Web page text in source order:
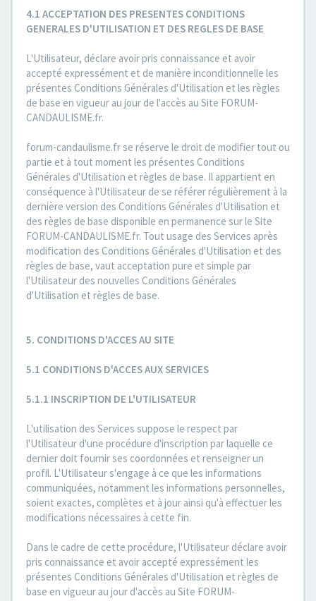
4.1 ACCEPTATION DES PRESENTES CONDITIONS
GENERALES D'UTILISATION ET DES REGLES DE BASE
L'Utilisateur, déclare avoir pris connaissance et avoir
accepté expressément et de manière inconditionnelle les
présentes Conditions Générales d'Utilisation et les règles
de base en vigueur au jour de l'accès au Site FORUM-
CANDAULISME.fr.
forum-candaulisme.fr se réserve le droit de modifier tout ou
partie et à tout moment les présentes Conditions
Générales d'Utilisation et règles de base. Il appartient en
conséquence à l'Utilisateur de se référer régulièrement à la
dernière version des Conditions Générales d'Utilisation et
des règles de base disponible en permanence sur le Site
FORUM-CANDAULISME.fr. Tout usage des Services après
modification des Conditions Générales d'Utilisation et des
règles de base, vaut acceptation pure et simple par
l'Utilisateur des nouvelles Conditions Générales
d'Utilisation et règles de base.
5. CONDITIONS D'ACCES AU SITE
5.1 CONDITIONS D'ACCES AUX SERVICES
5.1.1 INSCRIPTION DE L'UTILISATEUR
L'utilisation des Services suppose le respect par
l'Utilisateur d'une procédure d'inscription par laquelle ce
dernier doit fournir ses coordonnées et renseigner un
profil. L'Utilisateur s'engage à ce que les informations
communiquées, notamment les informations personnelles,
soient exactes, complètes et à jour ainsi qu'à effectuer les
modifications nécessaires à cette fin.
Dans le cadre de cette procédure, l'Utilisateur déclare avoir
pris connaissance et avoir accepté expressément les
présentes Conditions Générales d'Utilisation et règles de
base en vigueur au jour d'accès au Site FORUM-